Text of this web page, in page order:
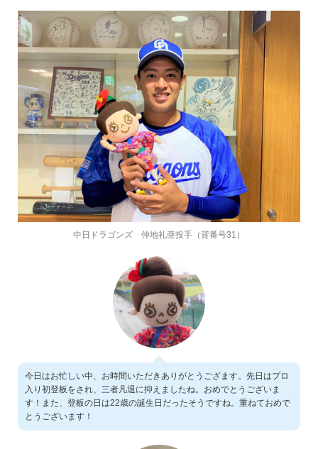
中日ドラゴンズ 仲地礼亜投手（背番号31）
今日はお忙しい中、お時間いただきありがとうござます。先日はプロ
入り初登板をされ、三者凡退に抑えましたね。おめでとうございま
す！また、登板の日は22歳の誕生日だったそうですね。重ねておめで
とうございます！